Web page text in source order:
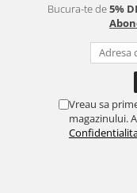
Bucura-te de5%
Vreau sa
magazinului.